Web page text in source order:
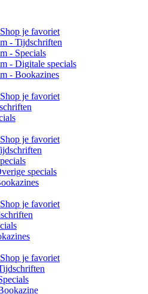
je favoriet
- Tijdschriften
- Specials
- Digitale specials
- Bookazines
je favoriet
je favoriet
specials
je favoriet
je favoriet